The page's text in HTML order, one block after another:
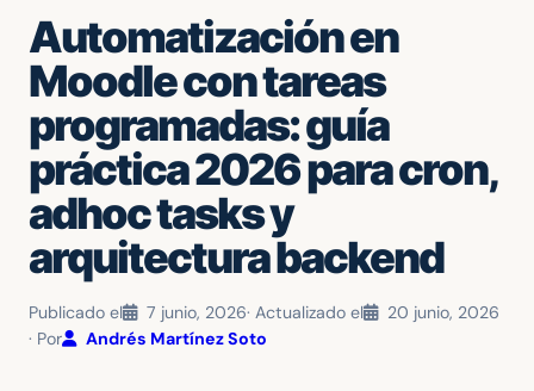
Automatización en
Moodle con tareas
programadas: guía
práctica 2026 para cron,
adhoc tasks y
arquitectura backend
Publicado el 7 junio, 2026· Actualizado el
20 junio, 2026
· Por
Andrés Martínez Soto